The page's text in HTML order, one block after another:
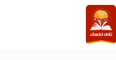
التجاوز
إلى
المحتوى